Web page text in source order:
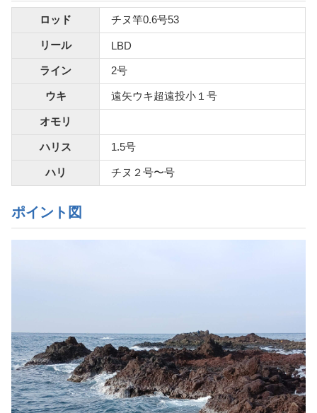
ロッド チヌ竿0.6号53
リール LBD
ライン 2号
ウキ 遠矢ウキ超遠投小１号
オモリ
ハリス 1.5号
ハリ チヌ２号〜号
ポイント図